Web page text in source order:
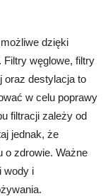
dzięki
węglowe, filtry
oraz destylacja to
w celu poprawy
filtracji zależy od
jednak, że
o zdrowie. Ważne
wody i